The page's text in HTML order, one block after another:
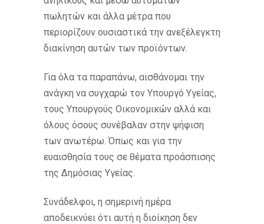
πωλητών και άλλα μέτρα που
περιορίζουν ουσιαστικά την ανεξέλεγκτη
διακίνηση αυτών των προϊόντων.
Για όλα τα παραπάνω, αισθάνομαι την
ανάγκη να συγχαρώ τον Υπουργό Υγείας,
τους Υπουργούς Οικονομικών αλλά και
όλους όσους συνέβαλαν στην ψήφιση
των ανωτέρω. Όπως και για την
ευαισθησία τους σε θέματα προάσπισης
της Δημόσιας Υγείας.
Συνάδελφοι, η σημερινή ημέρα
αποδεικνύει ότι αυτή η διοίκηση δεν